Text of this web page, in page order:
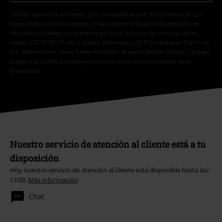
*Válido durante 4 semanas. Solo canjeable online. No combinable con
otros códigos promocionales. El descuento será aplicado después de
introducir el código en el primer paso del proceso de compra. Libros,
media (CD, DVD, LP, etc.), tickets, Rammstein, (Till) Lindemann, Die Ärzte,
Die Toten Hosen, Feine Sahne Fischfilet, Broilers, Böhse Onkelz, cheques-
regalo y artículos que incluyen una donación están excluidos de la
promoción.
Nuestro servicio de atención al cliente está a tu
disposición
Hoy nuestro servicio de atención al cliente está disponible hasta las:
17:00. Más información
Chat